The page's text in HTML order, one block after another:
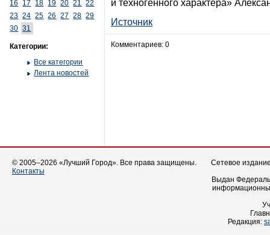
16
17 18 19 20 21
22
23 24 25 26 27 28 29
30 31
Категории:
Все категории
Лента новостей
и техногенного характера»
Источник
Комментариев: 0
© 2005–2026 «Лучший Город». Все права защищены.
Контакты
Сетевое
Выдан
Редакция: